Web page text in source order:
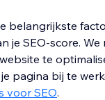
belangrijkste
je SEO-score. We
te
pagina bij te
voor SEO.